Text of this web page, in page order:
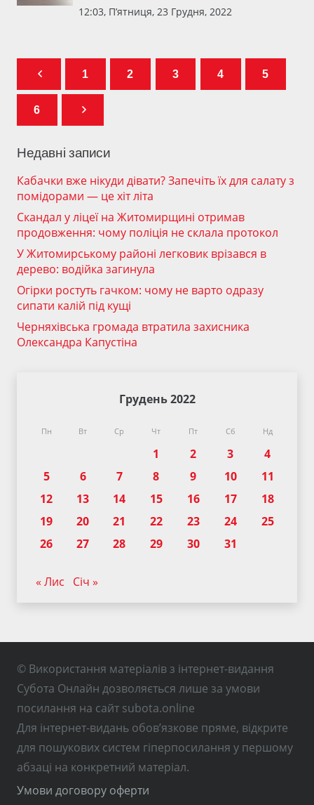
12:03, П’ятниця, 23 Грудня, 2022
1 2 3 4 5
6
Недавні записи
Кабачки вже нікуди дівати? Запечіть їх для салату з
помідорами — це хіт літа
Скандал у ліцеї на Житомирщині отримав
продовження: чому поліція не склала протокол
У Житомирському районі легковик врізався в
дерево: водійка загинула
Огірки ростуть гачком: чому не варто одразу
сипати калій під кущі
Черняхівська громада втратила захисника
Олександра Капустіна
Грудень 2022
Пн Вт Ср Чт Пт Сб Нд
1 2 3
4
5
6 7 8 9 10
11
12
13 14 15 16 17
18
19
20 21 22 23 24
25
26
27 28 29 30 31
« Лис Січ »
© Використання матеріалів з інтернет-видання
Субота Онлайн дозволяється лише за умови
посилання на сайт subota.online
Для інтернет-видань обов’язкове пряме, відкрите
для пошукових систем гіперпосилання у першому
абзаці на конкретний матеріал.
Умови договору оферти